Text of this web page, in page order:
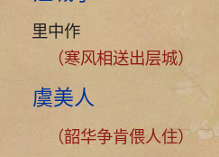
里中作
（寒风相送出层城）
虞美人
（韶华争肯偎人住）